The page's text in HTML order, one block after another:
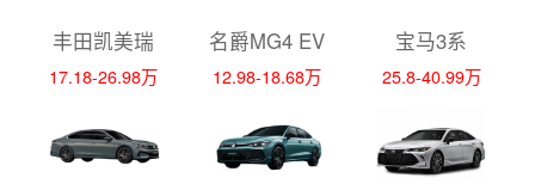
丰田凯美瑞
17.18-26.98万
名爵MG4 EV
12.98-18.68万
宝马3系
25.8-40.99万